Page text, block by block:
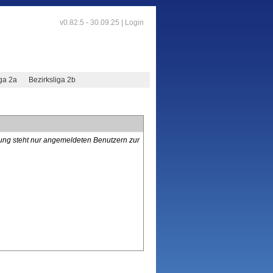
v0.82.5 - 30.09.25 | Login
2a Bezirksliga 2b
steht nur angemeldeten Benutzern zur